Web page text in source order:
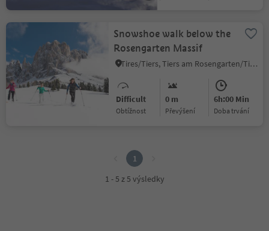
Snowshoe walk below the
Rosengarten Massif
Tires/Tiers, Tiers am Rosengarten/Tires al Catinaccio, Dolomites Region Seiser Alm
Difficult
Obtížnost
0 m
Převýšení
6h:00 Min
doba trvání
1
1 - 5 z 5 výsledky